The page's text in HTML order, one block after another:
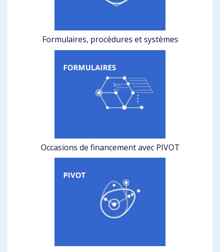
Formulaires, procédures et systèmes
Occasions de financement avec PIVOT